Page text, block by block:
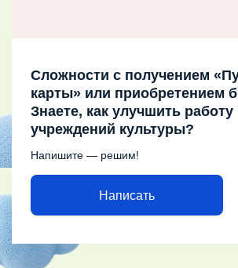
Сложности с получением
карты» или приобретением
Знаете, как улучшить работу
учреждений культуры?
Напишите — решим!
Написать